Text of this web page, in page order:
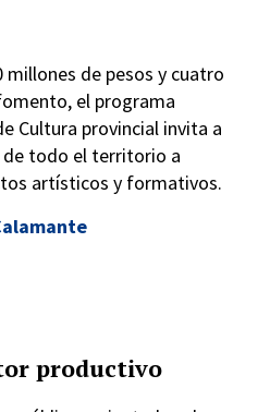
millones de pesos y cuatro
el programa
Cultura provincial invita a
de todo el territorio a
artísticos y formativos.
productivo